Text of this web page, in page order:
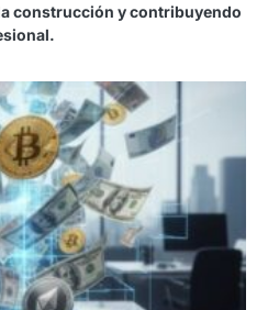
construcción y contribuyendo